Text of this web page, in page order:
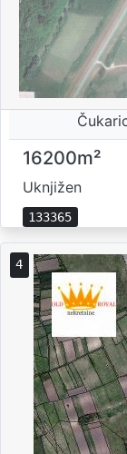
16200m²
Uknjižen
133365
4